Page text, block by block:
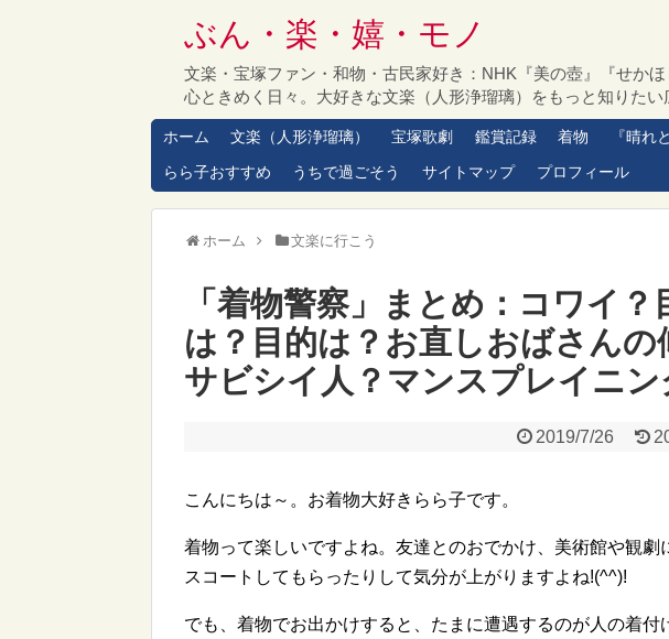
ぶん・楽・嬉・モノ
文楽・宝塚ファン・和物・古民家好き：NHK『美の壺』『せか
心ときめく日々。大好きな文楽（人形浄瑠璃）をもっと知りた
ホーム 文楽（人形浄瑠璃） 宝塚歌劇 鑑賞記録 着物 『晴れ
らら子おすすめ
うちで過ごそう サイトマップ プロフィール
ホーム 文楽に行こう
「着物警察」まとめ：コワイ
は？目的は？お直しおばさんの
サビシイ人？マンスプレイニ
2019/7/26
こんにちは～。お着物大好きらら子です。
着物って楽しいですよね。友達とのおでかけ、美術館や観劇
スコートしてもらったりして気分が上がりますよね!(^^)!
でも、着物でお出かけすると、たまに遭遇するのが人の着付